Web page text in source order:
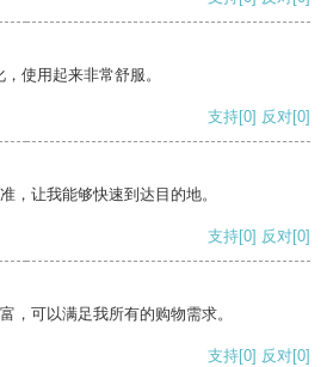
使用起来非常舒服。
支持[0] 反对[0]
，让我能够快速到达目的地。
支持[0] 反对[0]
，可以满足我所有的购物需求。
支持[0] 反对[0]